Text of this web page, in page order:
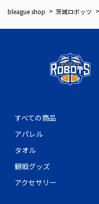
bleague shop 茨城ロボッツ
すべての商品
アパレル
タオル
観戦グッズ
アクセサリー